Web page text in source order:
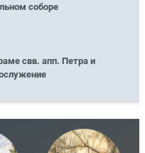
соборе
свв. апп. Петра и